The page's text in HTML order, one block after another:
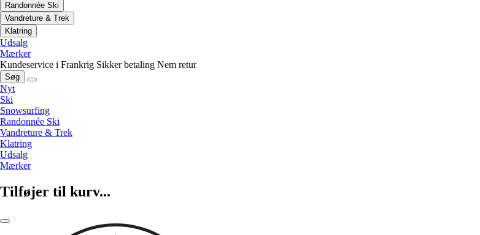
Randonnée Ski
Vandreture & Trek
Klatring
Udsalg
Mærker
Kundeservice i Frankrig Sikker betaling Nem retur
Søg
Nyt
Ski
Snowsurfing
Randonnée Ski
Vandreture & Trek
Klatring
Udsalg
Mærker
Tilføjer til kurv...